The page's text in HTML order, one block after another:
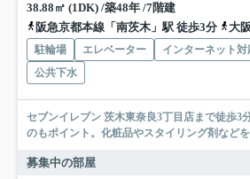
38.88㎡ (1DK) /築48年 /7階建
阪急京都本線「南茨木」駅 徒歩3分
大阪
駐輪場 エレベーター インターネット対
公共下水
セブンイレブン 茨木東奈良3丁目店まで徒歩3
のもポイント。化粧品やスタイリング剤など
募集中の部屋